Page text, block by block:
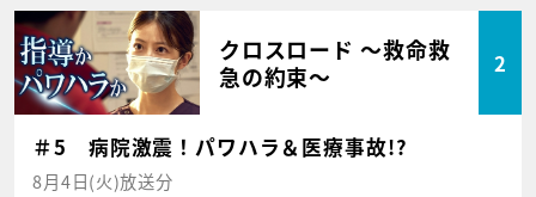
クロスロード ～救命救
急の約束～
2
＃5 病院激震！パワハラ＆医療事故!?
8月4日(火)放送分